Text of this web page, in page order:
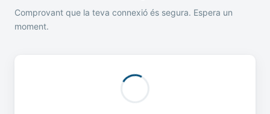
Comprovant que la teva connexió és segura. Espera un
moment.